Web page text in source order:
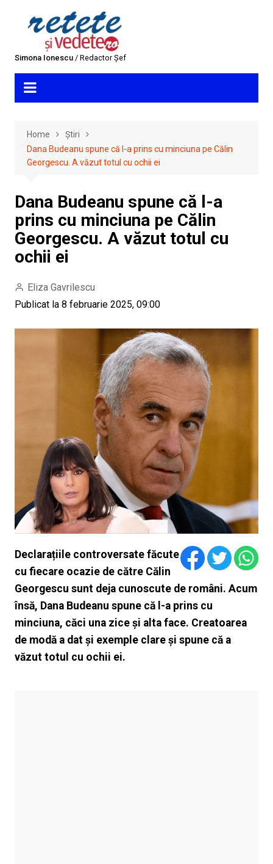
Simona Ionescu/ Redactor Șef
Home
Știri
Dana Budeanu spune că l-a prins cu minciuna pe Călin
Georgescu. A văzut totul cu ochii ei
Dana Budeanu spune că l-a
prins cu minciuna pe Călin
Georgescu. A văzut totul cu
ochii ei
Eliza Gavrilescu
Publicat la 8 februarie 2025, 09:00
Declarațiile controversate făcute
cu fiecare ocazie de către Călin
Georgescu sunt deja cunoscute de români. Acum
însă, Dana Budeanu spune că l-a prins cu
minciuna, căci una zice și alta face. Creatoarea
de modă a dat și exemple clare și spune că a
văzut totul cu ochii ei.